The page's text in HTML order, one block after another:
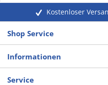
Kostenloser
Shop Service
Informationen
Service